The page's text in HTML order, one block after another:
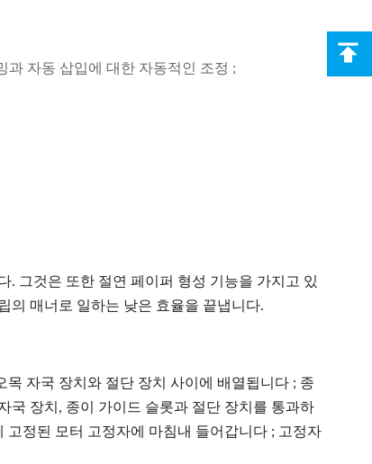
과 자동 삽입에 대한 자동적인 조정 ;
. 그것은 또한 절연 페이퍼 형성 기능을 가지고 있
의 매너로 일하는 낮은 효율을 끝냅니다.
자국 장치와 절단 장치 사이에 배열됩니다 ; 종
국 장치, 종이 가이드 슬롯과 절단 장치를 통과하
정된 모터 고정자에 마침내 들어갑니다 ; 고정자